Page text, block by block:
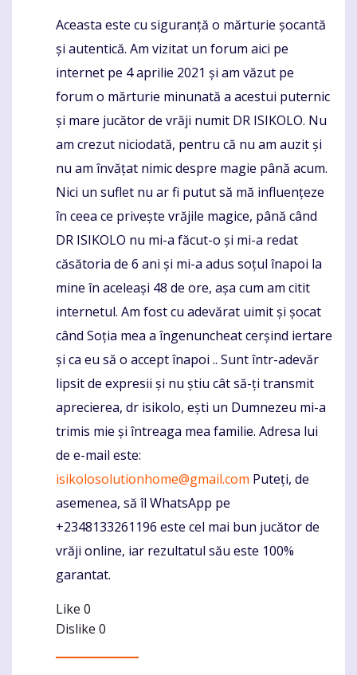
Komentaras
Aceasta este cu siguranță o mărturie șocantă
și autentică. Am vizitat un forum aici pe
internet pe 4 aprilie 2021 și am văzut pe
forum o mărturie minunată a acestui puternic
și mare jucător de vrăji numit DR ISIKOLO. Nu
am crezut niciodată, pentru că nu am auzit și
nu am învățat nimic despre magie până acum.
Nici un suflet nu ar fi putut să mă influențeze
în ceea ce privește vrăjile magice, până când
DR ISIKOLO nu mi-a făcut-o și mi-a redat
căsătoria de 6 ani și mi-a adus soțul înapoi la
mine în aceleași 48 de ore, așa cum am citit
internetul. Am fost cu adevărat uimit și șocat
când Soția mea a îngenuncheat cerșind iertare
și ca eu să o accept înapoi .. Sunt într-adevăr
lipsit de expresii și nu știu cât să-ți transmit
aprecierea, dr isikolo, ești un Dumnezeu mi-a
trimis mie și întreaga mea familie. Adresa lui
de e-mail este:
isikolosolutionhome@gmail.com Puteți, de
asemenea, să îl WhatsApp pe
+2348133261196 este cel mai bun jucător de
vrăji online, iar rezultatul său este 100%
garantat.
Like 0
Dislike 0